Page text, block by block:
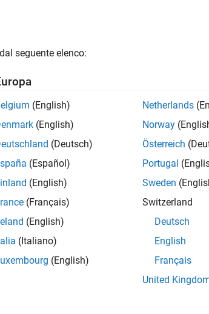
seguente elenco:
(English)
(English)
(Deutsch)
(Español)
(English)
(Français)
(English)
(Italiano)
(English)
Netherlands
Norway
Österreich
Portugal
Sweden
Switzerland
Deutsch
English
Français
United